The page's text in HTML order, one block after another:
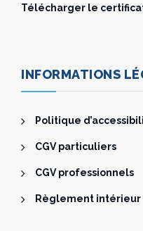
Télécharger le
INFORMATIONS
Politique
CGV particuliers
CGV professionnels
Règlement intérieur